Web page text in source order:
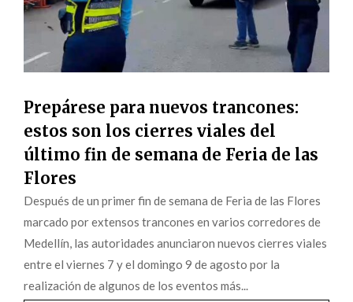
Prepárese para nuevos trancones:
estos son los cierres viales del
último fin de semana de Feria de las
Flores
Después de un primer fin de semana de Feria de las Flores
marcado por extensos trancones en varios corredores de
Medellín, las autoridades anunciaron nuevos cierres viales
entre el viernes 7 y el domingo 9 de agosto por la
realización de algunos de los eventos más...